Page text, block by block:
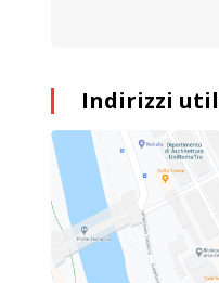
Indirizzi